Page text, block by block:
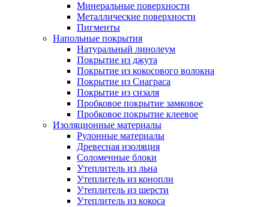
Минеральные поверхности
Металлические поверхности
Пигменты
Напольные покрытия
Натуральный линолеум
Покрытие из джута
Покрытие из кокосового волокна
Покрытие из Сиаграса
Покрытие из сизаля
Пробковое покрытие замковое
Пробковое покрытие клеевое
Изоляционные материалы
Рулонные материалы
Древесная изоляция
Соломенные блоки
Утеплитель из льна
Утеплитель из конопли
Утеплитель из шерсти
Утеплитель из кокоса